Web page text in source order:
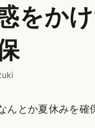
をか
んとか夏休みを確